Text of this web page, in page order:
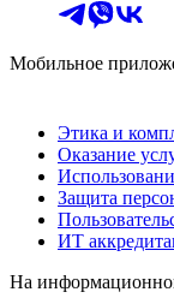
Мобильное
Этика и
Оказание
Защита
ИТ
На